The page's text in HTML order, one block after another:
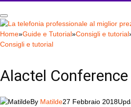
Home»Guide e Tutorial»Consigli e tutorial
Consigli e tutorial
Alactel
By Matilde27 Febbraio 2018